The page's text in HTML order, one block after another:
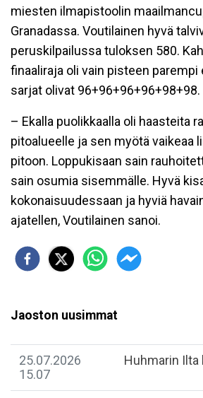
miesten ilmapistoolin
Granadassa. Voutilainen hyvä
peruskilpailussa tuloksen 580.
finaaliraja oli vain pisteen parempi
sarjat olivat 96+96+96+96+98+98.
– Ekalla puolikkaalla oli haasteita
pitoalueelle ja sen myötä vaikeaa
pitoon. Loppukisaan sain
sain osumia sisemmälle. Hyvä
kokonaisuudessaan ja hyviä
ajatellen, Voutilainen sanoi.
Jaoston uusimmat
25.07.2026
15.07
Huhmarin